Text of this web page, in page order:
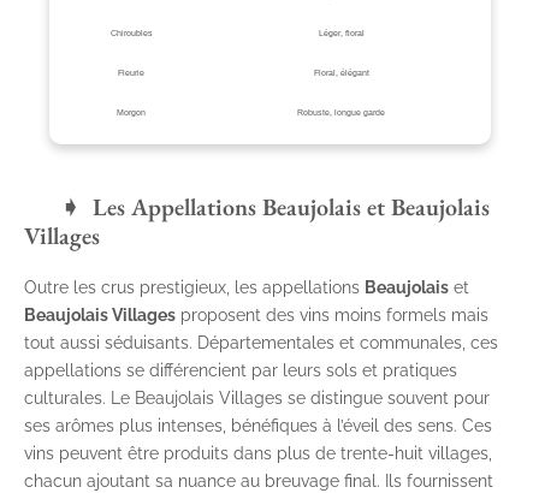
Chiroubles Léger, floral
Fleurie Floral, élégant
Morgon Robuste, longue garde
Les Appellations Beaujolais et Beaujolais
Villages
Outre les crus prestigieux, les appellations Beaujolais et
Beaujolais Villages proposent des vins moins formels mais
tout aussi séduisants. Départementales et communales, ces
appellations se différencient par leurs sols et pratiques
culturales. Le Beaujolais Villages se distingue souvent pour
ses arômes plus intenses, bénéfiques à l’éveil des sens. Ces
vins peuvent être produits dans plus de trente-huit villages,
chacun ajoutant sa nuance au breuvage final. Ils fournissent